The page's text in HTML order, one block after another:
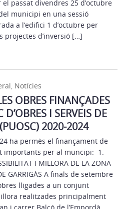
passat divendres 25 d’octubre
municipi en una sessió
a l’edifici 1 d’octubre per
projectes d’inversió […]
, Notícies
OBRES FINANÇADES
I SERVEIS DE
2020-2024
ha permès el finançament de
importants per al muncipi: 1.
I MILLORA DE LA ZONA
GARRIGÀS A finals de setembre
lligades a un conjunt
realitzades principalment